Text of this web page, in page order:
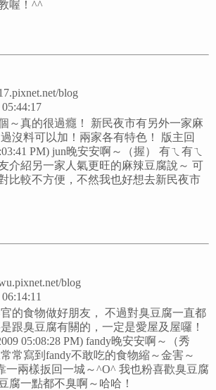
喔！^^
blog
～真的很過癮！ 新民夜市有另外一家麻
沒料可以加！兩家各有特色！ 版主回
PM) jun晚安安啊～（握） 有ㄟ有ㄟ
介紹另一家人氣更旺的麻辣豆腐說～ 可
比較不方便，不然我也好想去新民夜市
blog
的食物做好朋友， 不過對臭豆腐一直都
跟臭豆腐有關的，一定是愛屋及屋囉！
05:08:28 PM) fandy晚安安啊～（秀
常寫到fandy不敢吃的食物縮～金害～
一兩樣扳回一城～^O^ 我也粉喜歡臭豆腐
腐一點都不臭啊～哈哈！